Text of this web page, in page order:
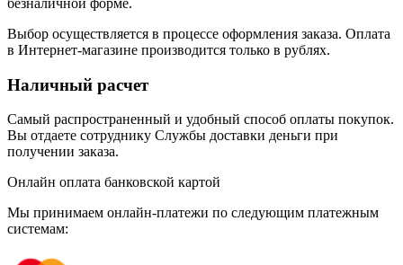
Выбор осуществляется в процессе оформления заказа. Оплата
в Интернет-магазине производится только в рублях.
Наличный расчет
Самый распространенный и удобный способ оплаты покупок.
Вы отдаете сотруднику Службы доставки деньги при
получении заказа.
Онлайн оплата банковской картой
Мы принимаем онлайн-платежи по cледующим платежным
системам: